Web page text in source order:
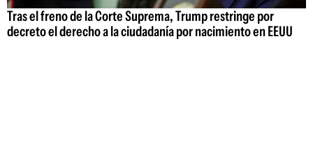
Tras el freno de la Corte Suprema, Trump restringe por
decreto el derecho a la ciudadanía por nacimiento en EEUU